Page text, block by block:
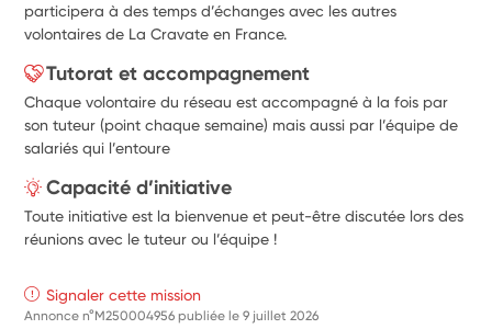
prendre des nouvelles ;
participera à des temps d’échanges avec les autres
volontaires de La Cravate en France.
Tutorat et accompagnement
Chaque volontaire du réseau est accompagné à la fois par
son tuteur (point chaque semaine) mais aussi par l’équipe de
salariés qui l’entoure
Capacité d’initiative
Toute initiative est la bienvenue et peut-être discutée lors des
réunions avec le tuteur ou l’équipe !
Signaler cette mission
Annonce n°M250004956 publiée le9 juillet 2026